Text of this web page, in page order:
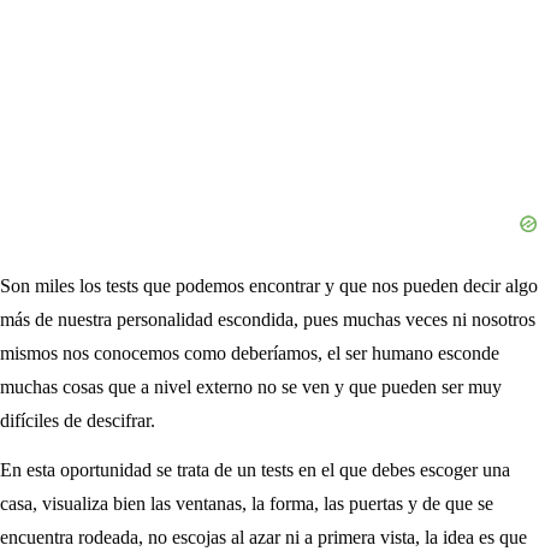
Son miles los tests que podemos encontrar y que nos pueden decir algo
más de nuestra personalidad escondida, pues muchas veces ni nosotros
mismos nos conocemos como deberíamos, el ser humano esconde
muchas cosas que a nivel externo no se ven y que pueden ser muy
difíciles de descifrar.
En esta oportunidad se trata de un tests en el que debes escoger una
casa, visualiza bien las ventanas, la forma, las puertas y de que se
encuentra rodeada, no escojas al azar ni a primera vista, la idea es que